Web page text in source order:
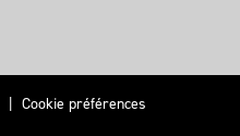
Cookie préférences